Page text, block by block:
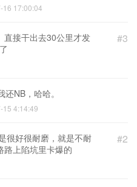
16 17:00:04
#3
直接干出去30公里才发
NB，哈哈。
15 4:14:49
#2
很好很耐磨，就是不耐
路上陷坑里卡爆的